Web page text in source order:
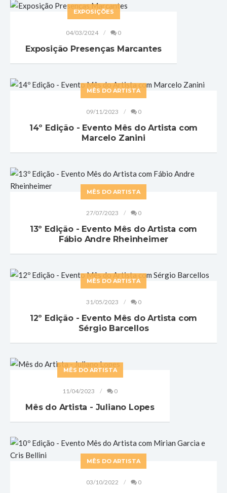
EXPOSIÇÕES
04/03/2024 0
Exposição Presenças Marcantes
MÊS DO ARTISTA
09/11/2023 0
14º Edição - Evento Mês do Artista com
Marcelo Zanini
MÊS DO ARTISTA
27/07/2023 0
13º Edição - Evento Mês do Artista com
Fábio Andre Rheinheimer
MÊS DO ARTISTA
31/05/2023 0
12º Edição - Evento Mês do Artista com
Sérgio Barcellos
MÊS DO ARTISTA
11/04/2023 0
Mês do Artista - Juliano Lopes
MÊS DO ARTISTA
03/10/2022 0